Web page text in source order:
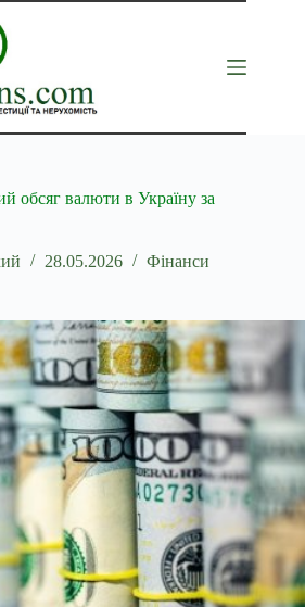
обсяг валюти в Україну за
28.05.2026 Фінанси